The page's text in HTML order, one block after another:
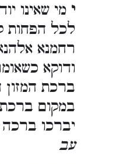
י מי שאינו
לכל הפחות
רחמנא
ודוקא
ברכת
במקום
יברכו
עב